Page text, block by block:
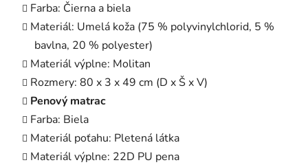
Farba: Čierna a biela
Materiál: Umelá koža (75 % polyvinylchlorid, 5 %
bavlna, 20 % polyester)
Materiál výplne: Molitan
Rozmery: 80 x 3 x 49 cm (D x Š x V)
Penový matrac
Farba: Biela
Materiál poťahu: Pletená látka
Materiál výplne: 22D PU pena